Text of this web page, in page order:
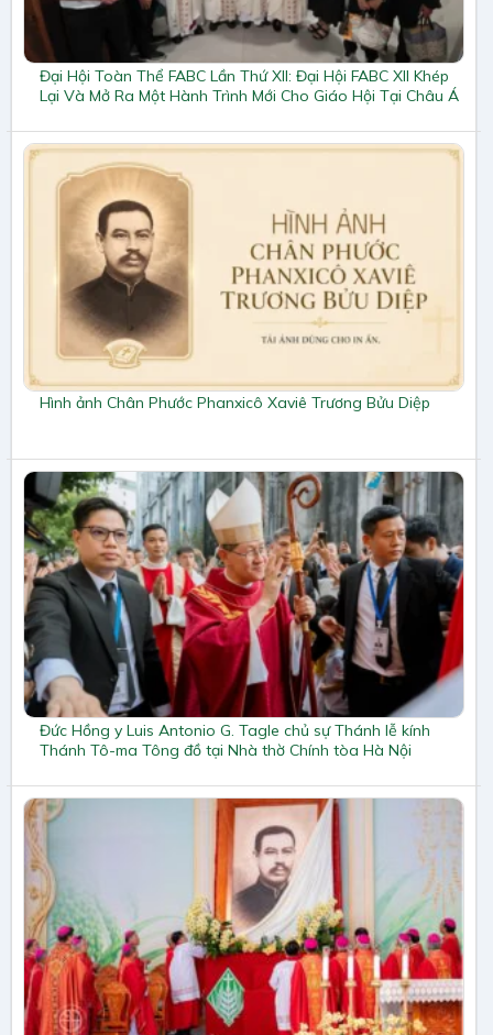
Đại Hội Toàn Thể FABC Lần Thứ XII: Đại Hội FABC XII Khép
Lại Và Mở Ra Một Hành Trình Mới Cho Giáo Hội Tại Châu Á
Hình ảnh Chân Phước Phanxicô Xaviê Trương Bửu Diệp
Đức Hồng y Luis Antonio G. Tagle chủ sự Thánh lễ kính
Thánh Tô-ma Tông đồ tại Nhà thờ Chính tòa Hà Nội